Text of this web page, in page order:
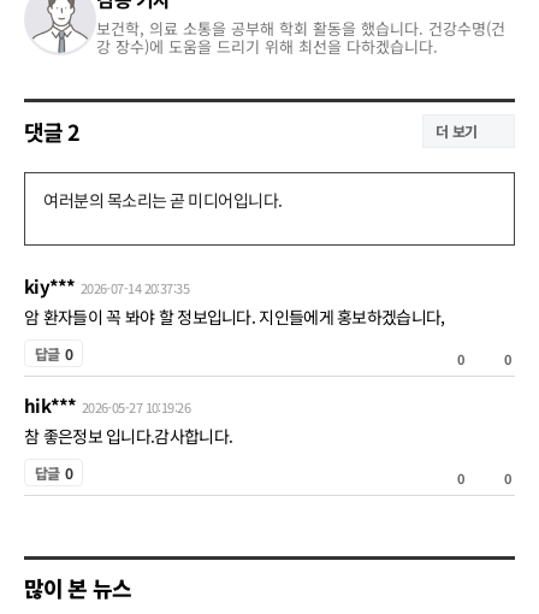
보건학, 의료 소통을 공부해 학회 활동을 했습니다. 건강수명(건
강 장수)에 도움을 드리기 위해 최선을 다하겠습니다.
댓글2 더 보기
댓
쓰
기
kiy*** 2026-07-14 20:37:35
암 환자들이 꼭 봐야 할 정보입니다. 지인들에게 홍보하겠습니다,
답글 0 0 0
hik*** 2026-05-27 10:19:26
참 좋은정보 입니다.감사합니다.
답글 0
공
0 0
많이 본 뉴스